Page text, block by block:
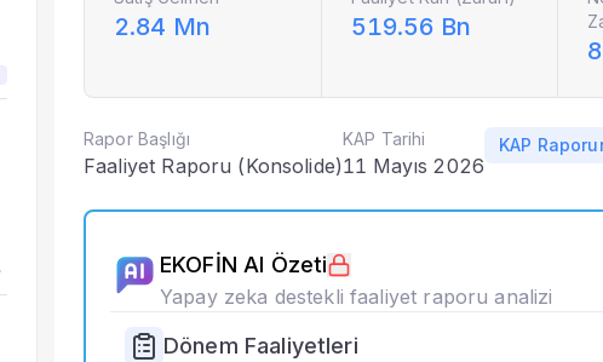
Hisseyi Taşıyan Fonlar
Bilançolar
Gelir Tablosu
KAP Haberleri
Faaliyet Raporları
Tarihsel Veriler
2.84 Mn 519.56 Bn
Rapor Başlığı
Faaliyet Raporu (Konsolide)
KAP Tarihi
11 Mayıs 2026
KAP
EKOFİN AI Özeti
Yapay zeka destekli faaliyet raporu analizi
Dönem Faaliyetleri